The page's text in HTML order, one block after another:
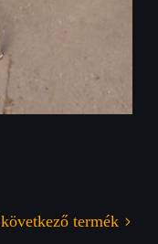
következő termék